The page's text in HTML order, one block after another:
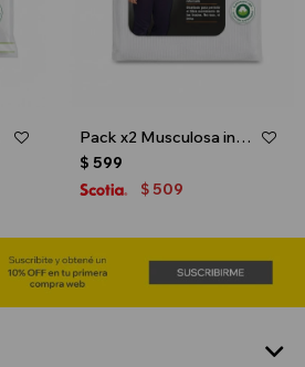
Pack x2 Musculosa interior para caballero - Blanco
$ 599
$ 509